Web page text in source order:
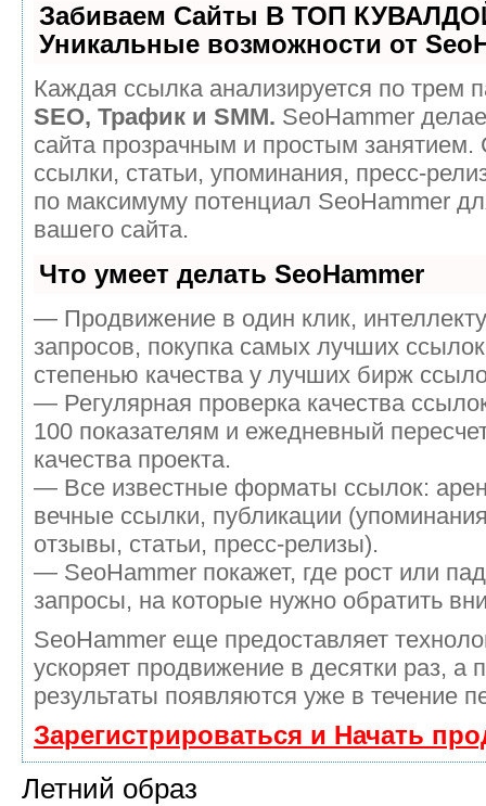
Забиваем Сайты В ТОП
Уникальные возможности от
Каждая ссылка анализируется по трем
SEO, Трафик и SMM. SeoHammer
сайта прозрачным и простым
ссылки, статьи, упоминания, пресс-
по максимуму потенциал SeoHammer
вашего сайта.
Что умеет делать SeoHammer
— Продвижение в один клик,
запросов, покупка самых лучших
степенью качества у лучших бирж
— Регулярная проверка качества
100 показателям и ежедневный
качества проекта.
— Все известные форматы ссылок:
вечные ссылки, публикации
отзывы, статьи, пресс-релизы).
— SeoHammer покажет, где рост или
запросы, на которые нужно обратить
SeoHammer еще предоставляет
ускоряет продвижение в десятки раз, а
результаты появляются уже в течение
Зарегистрироваться и Начать
Летний образ